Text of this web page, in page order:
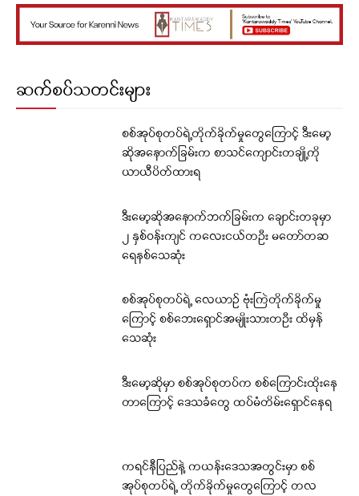
ဆက်စပ်သတင်းများ
စစ်အုပ်စုတပ်ရဲ့တိုက်ခိုက်မှုတွေကြောင့် ဒီးမော့
ဆိုအနောက်ခြမ်းက စာသင်ကျောင်းတချို့ကို
ယာယီပိတ်ထားရ
ဒီးမော့ဆိုအနောက်ဘက်ခြမ်းက ချောင်းတခုမှာ
၂ နှစ်ဝန်းကျင် ကလေးငယ်တဦး မတော်တဆ
ရေနစ်သေဆုံး
စစ်အုပ်စုတပ်ရဲ့ လေယာဉ် ဗုံးကြဲတိုက်ခိုက်မှု
ကြောင့် စစ်ဘေးရှောင်အမျိုးသားတဦး ထိမှန်
သေဆုံး
ဒီးမော့ဆိုမှာ စစ်အုပ်စုတပ်က စစ်ကြောင်းထိုးနေ
တာကြောင့် ဒေသခံတွေ ထပ်မံတိမ်းရှောင်နေရ
ကရင်နီပြည်နဲ့ ကယန်းဒေသအတွင်းမှာ စစ်
အုပ်စုတပ်ရဲ့ တိုက်ခိုက်မှုတွေကြောင့် တလ